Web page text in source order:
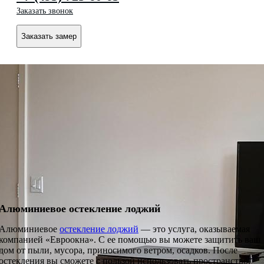
Заказать звонок
Заказать замер
остекление лоджий
остекление лоджий — это услуга, оказываемая
«Евроокна». С ее помощью вы можете защитить ваш
от пыли, мусора, приносимого ветром, осадков. После
вы сможете с пользой использовать пространство.